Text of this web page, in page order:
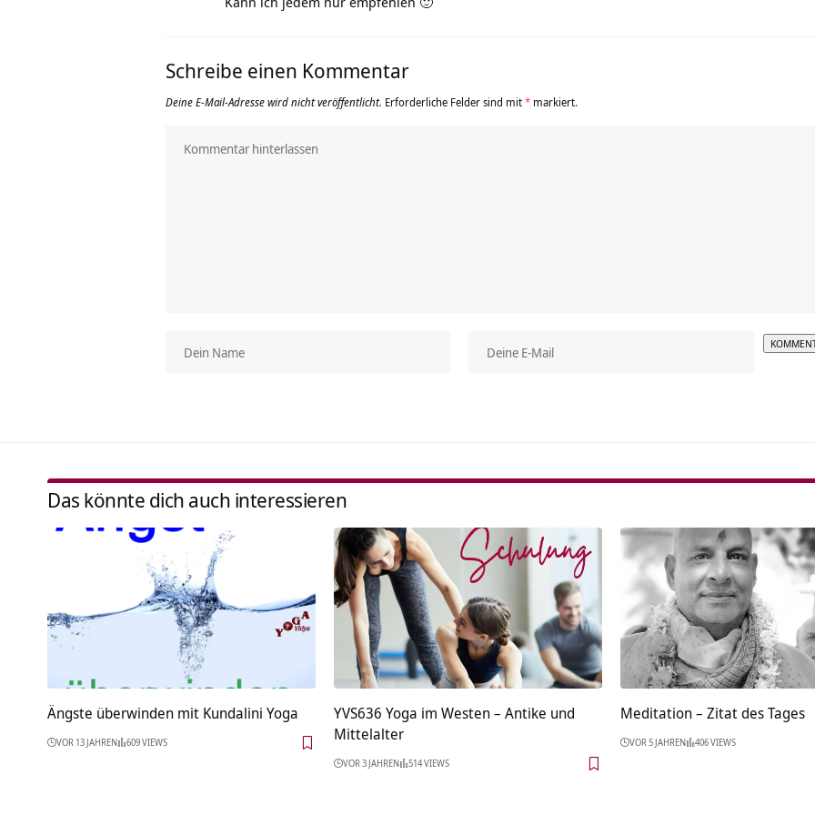
Schreibe einen Kommentar
Deine E-Mail-Adresse wird nicht veröffentlicht. Erforderliche Felder sind mit* markiert.
Das könnte dich auch interessieren
Ängste überwinden mit Kundalini Yoga
VOR 13 JAHREN 609 VIEWS
YVS636 Yoga im Westen – Antike und
Mittelalter
VOR 3 JAHREN 514 VIEWS
Meditation – Zitat des Tages
VOR 5 JAHREN 406 VIEWS